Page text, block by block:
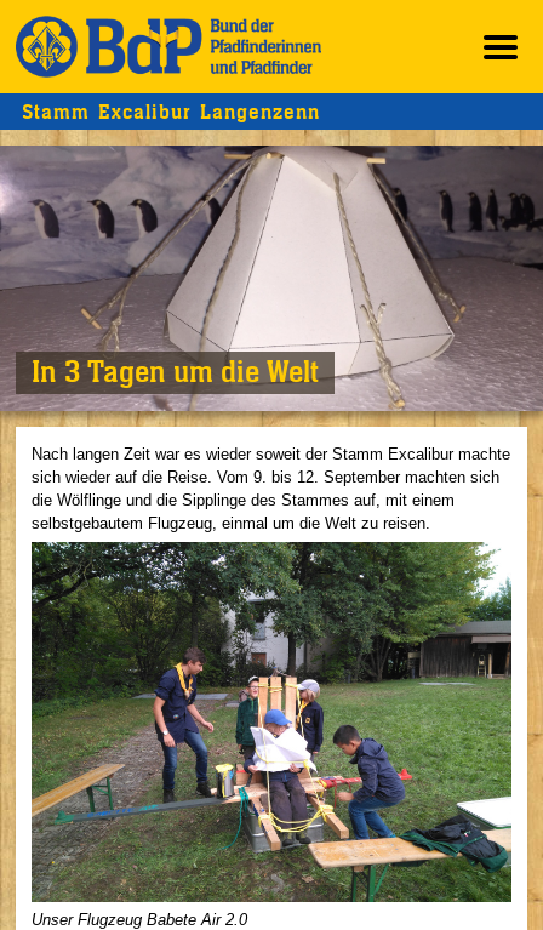
Stamm Excalibur Langenzenn
In 3 Tagen um die Welt
Nach langen Zeit war es wieder soweit der Stamm Excalibur machte
sich wieder auf die Reise. Vom 9. bis 12. September machten sich
die Wölflinge und die Sipplinge des Stammes auf, mit einem
selbstgebautem Flugzeug, einmal um die Welt zu reisen.
Unser Flugzeug Babete Air 2.0